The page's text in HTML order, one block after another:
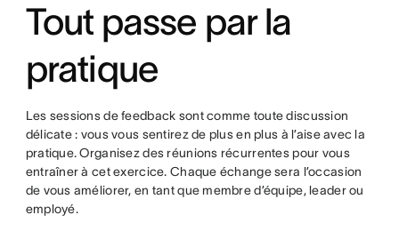
Tout passe par la
pratique
Les sessions de feedback sont comme toute discussion
délicate : vous vous sentirez de plus en plus à l’aise avec la
pratique. Organisez des réunions récurrentes pour vous
entraîner à cet exercice. Chaque échange sera l’occasion
de vous améliorer, en tant que membre d’équipe, leader ou
employé.